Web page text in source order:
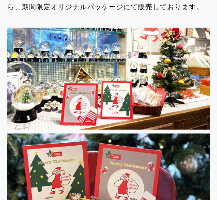
イベント出店のお知らせ「SWEETS BOX
大和」
2024.06.11
イベント出店のお知らせ「SWEETS BOX
新杉田店」
2024.06.11
イベント出店のお知らせ「SWEETS BOX
武蔵中原」
2024.06.11
イベント出店のお知らせ「セレオ国分
寺」
ら、期間限定オリジナルパッケージにて販売しております。